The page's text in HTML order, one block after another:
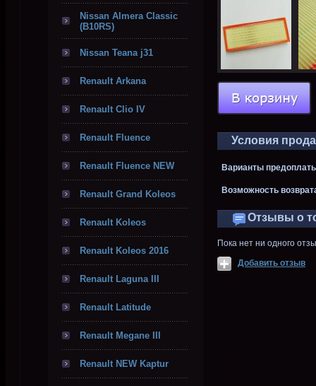
Nissan Almera Classic
(B10RS)
Nissan Teana j31
Renault Arkana
Renault Clio IV
Renault Fluence
Renault Fluence NEW
Renault Grand Koleos
Renault Koleos
Renault Koleos 2016
Renault Laguna III
Renault Latitude
Renault Megane III
Renault NEW Kaptur
Условия
Варианты
Возможность
Отзывы о
Пока нет ни одного
Добавить отзыв